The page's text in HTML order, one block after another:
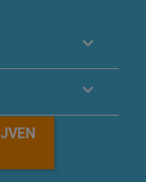

